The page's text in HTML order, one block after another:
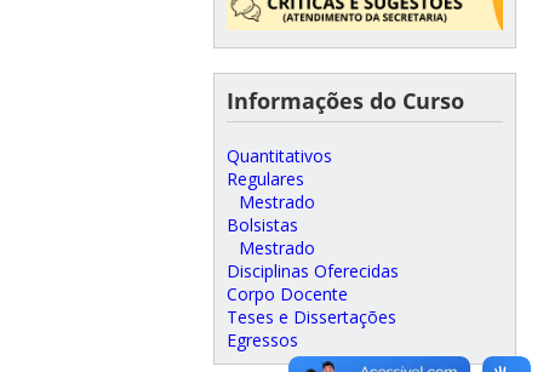
Informações do Curso
Quantitativos
Regulares
Mestrado
Bolsistas
Mestrado
Disciplinas Oferecidas
Corpo Docente
Teses e Dissertações
Egressos